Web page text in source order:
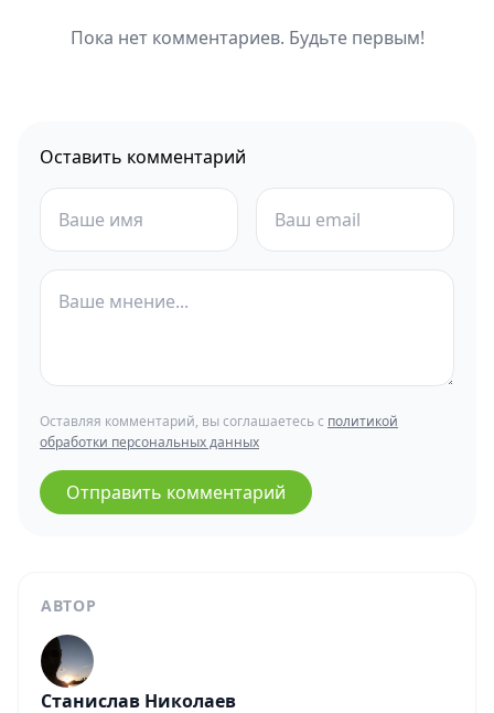
АВТОР
Станислав Николаев
Пока нет комментариев. Будьте первым!
Оставить комментарий
Оставляя комментарий, вы соглашаетесь с политикой
обработки персональных данных
Отправить комментарий